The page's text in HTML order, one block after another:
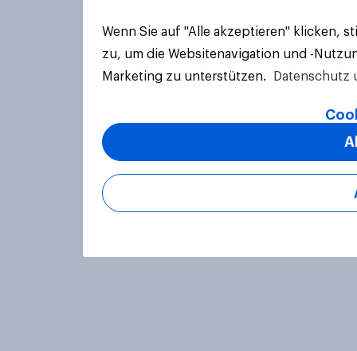
Wenn Sie auf "Alle akzeptieren" klicken,
zu, um die Websitenavigation und -
Marketing zu unterstützen.
Datenschutz